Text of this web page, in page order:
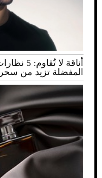
أناقة لا
المفضلة تزيد من